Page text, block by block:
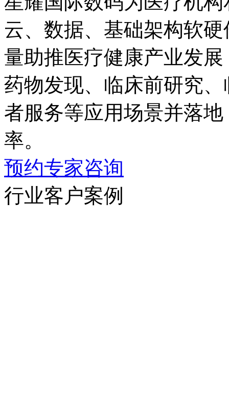
云、数据、基础架构
量助推医疗健康产业发展
药物发现、临床前研究
者服务等应用场景并落地
率。
预约专家咨询
行业客户案例